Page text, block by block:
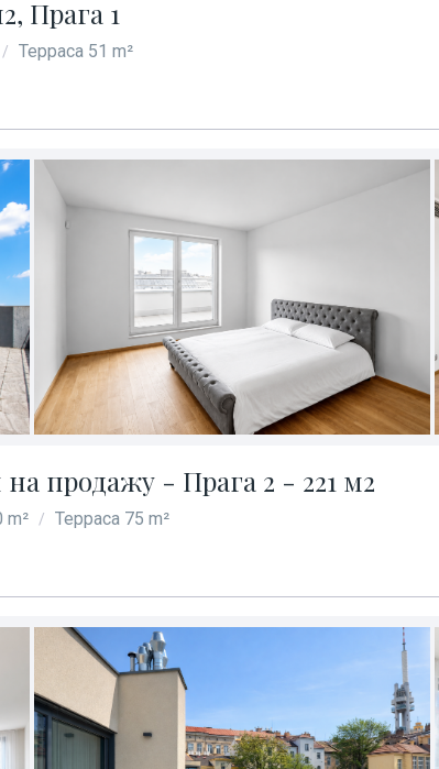
Прага 1
/ Терраса 51 m²
продажу - Прага 2 - 221 м2
m² / Терраса 75 m²